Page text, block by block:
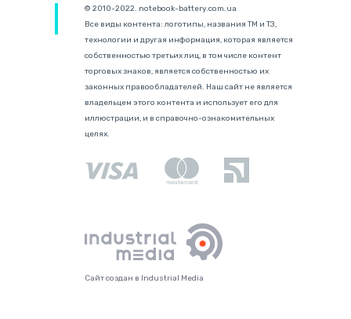
© 2010-2022. notebook-battery.com.ua
Все виды контента: логотипы, названия ТМ и ТЗ,
технологии и другая информация, которая является
собственностью третьих лиц, в том числе контент
торговых знаков, является собственностью их
законных правообладателей. Наш сайт не является
владельцем этого контента и использует его для
иллюстрации, и в справочно-ознакомительных
целях.
Сайт создан в Industrial Media